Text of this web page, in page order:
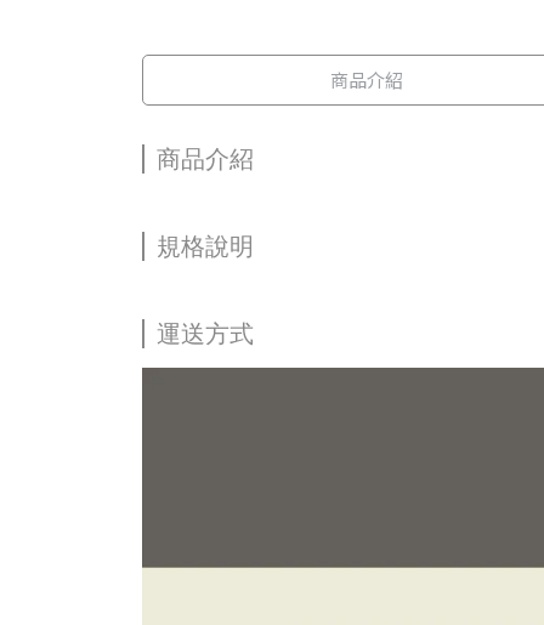
商品介紹
商品介紹
規格說明
運送方式